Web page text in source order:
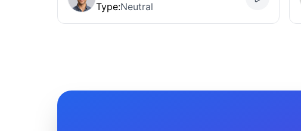
Type:Neutral